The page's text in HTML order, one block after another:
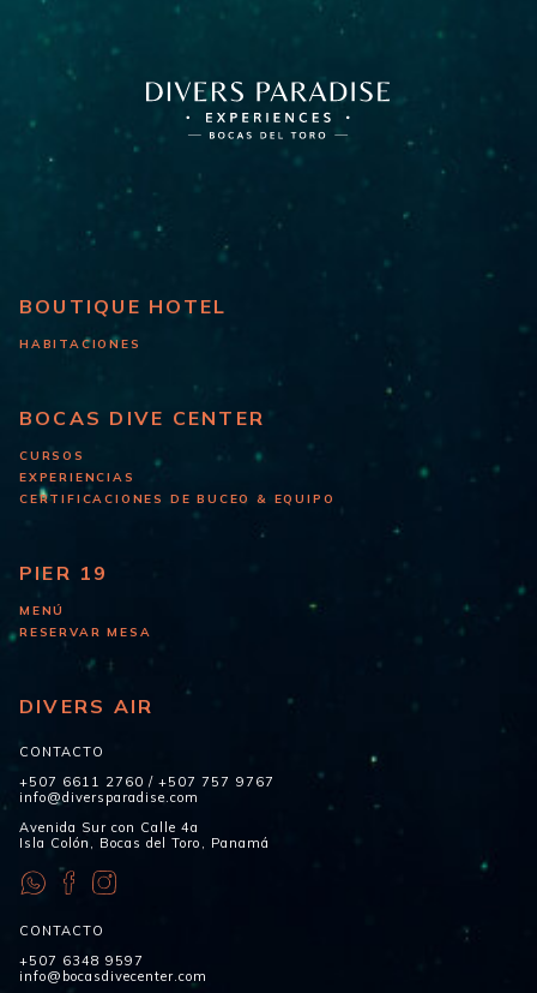
BOUTIQUE HOTEL
HABITACIONES
BOCAS DIVE CENTER
CURSOS
EXPERIENCIAS
CERTIFICACIONES DE BUCEO & EQUIPO
PIER 19
MENÚ
RESERVAR MESA
DIVERS AIR
CONTACTO
+507 6611 2760 /+507 757 9767
info@diversparadise.com
Avenida Sur con Calle 4a
Isla Colón, Bocas del Toro, Panamá
CONTACTO
+507 6348 9597
info@bocasdivecenter.com